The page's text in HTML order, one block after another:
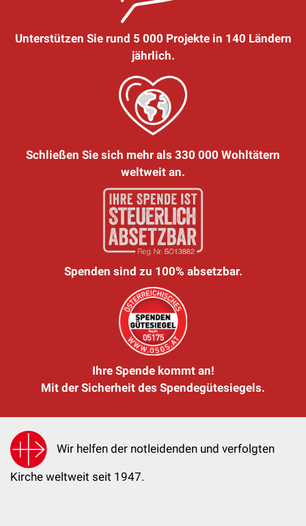
Unterstützen Sie rund 5 000 Projekte in 140 Ländern
jährlich.
Schließen Sie sich mehr als 330 000 Wohltätern
weltweit an.
Spenden sind zu 100% absetzbar.
Ihre Spende kommt an!
Mit der Sicherheit des Spendegütesiegels.
Wir helfen der notleidenden und verfolgten
Kirche weltweit seit 1947.